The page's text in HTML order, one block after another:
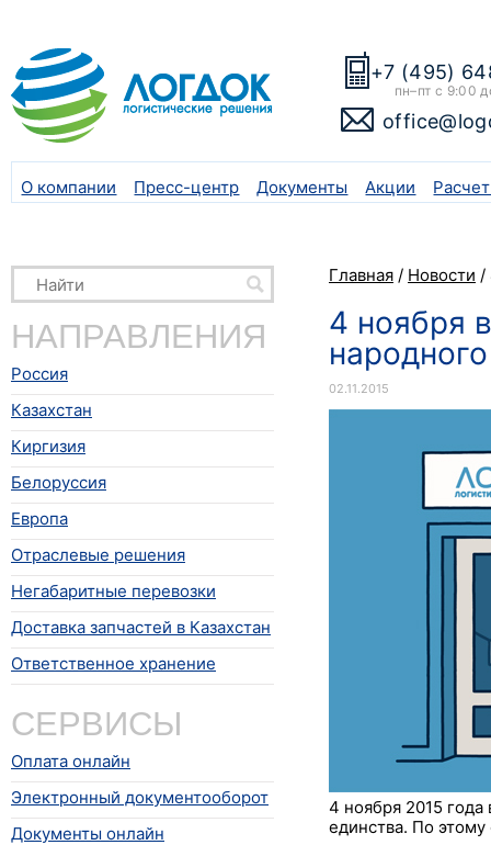
+7 (495)
пн–пт с 9:00
О компании Пресс-центр Документы Акции
НАПРАВЛЕНИЯ
Россия
Казахстан
Киргизия
Белоруссия
Европа
Отраслевые решения
Негабаритные перевозки
Доставка запчастей в Казахстан
Ответственное хранение
СЕРВИСЫ
Оплата онлайн
Электронный документооборот
Документы онлайн
Главная / Новости /
4 ноября
02.11.2015
4 ноября 2015 года
единства. По